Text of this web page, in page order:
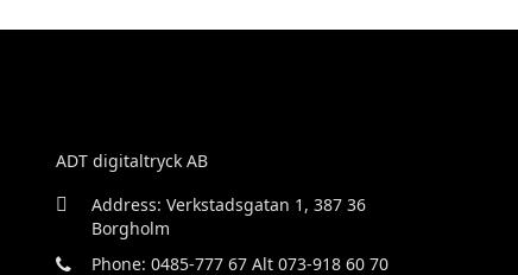
ADT digitaltryck AB
Address: Verkstadsgatan 1, 387 36
Borgholm
Phone: 0485-777 67 Alt 073-918 60 70